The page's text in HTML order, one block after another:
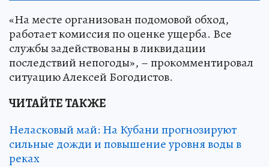
«На месте организован подомовой обход,
работает комиссия по оценке ущерба. Все
службы задействованы в ликвидации
последствий непогоды», – прокомментировал
ситуацию Алексей Богодистов.
ЧИТАЙТЕ ТАКЖЕ
Неласковый май: На Кубани прогнозируют
сильные дожди и повышение уровня воды в
реках